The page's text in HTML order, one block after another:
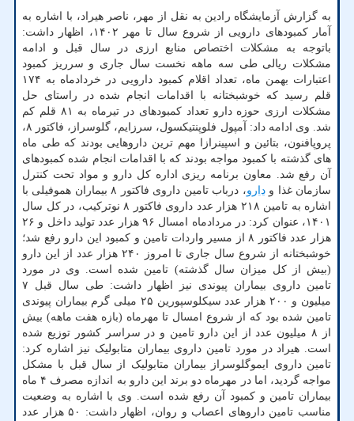
به گزارش آزمایشگاه رادین به نقل از مهر، ناصر هیراد، با اشاره به
آمار کمبودهای دارویی از شروع سال تا مهر ۱۴۰۲، اظهار داشت:
باتوجه به مشکلات اختصاص منابع ارزی در سال قبل و ادامه
مشکلات ریالی طی سه ماهه نخست سال جاری و سرریز کمبود
اعتبارات بهمن ماه، تعداد اقلام کمبود دارویی در خردادماه به ۱۷۴
قلم رسید که خوشبختانه با اقدامات انجام شده در راستای حل
مشکلات ارزی حوزه دارو تعداد کمبودهای در تیرماه به ۸۱ قلم کم
شد. وی ادامه داد: آمپول فلوپنتیکسول، سرزایم، گلوسراز، فاکتور ۸،
پروپافنون، بتائین و اسپینرازا مهم ترین داروهایی بودند که طی ماه
های گذشته با کمبود مواجه بودند که با اقدامات انجام شده کمبودهای
آن رفع شد. معاون برنامه ریزی اداره کل دارو و مواد تحت کنترل
سازمان غذا ودارو
، درباب تامین داروی فاکتور ۸ بیماران هموفیلی با
اشاره به تامین ۲۱۸ هزار عدد داروی فاکتور ۸ نوترکیب، در کل سال
۱۴۰۱، عنوان کرد: در مردادماه امسال ۹۶ هزار عدد تولید داخل و ۲۶
هزار عدد فاکتور ۸ از مسیر واردات تامین و کمبود این دارو رفع شد؛
خوشبختانه از شروع سال جاری تا امروز ۲۴۰ هزار عدد از این دارو
(بیش از کل میزان سال گذشته) تامین شده است. وی در مورد
تامین داروی بیماران پیوندی نیز اظهار داشت: طی سال قبل ۷
میلیون و ۲۰۰ هزار عدد سیکلوسپورین ۲۵ میلی گرم بیماران پیوندی
تامین شده بود که از شروع امسال تا مهرماه (بازه هفت ماهه) بیش
از ۸ میلیون عدد از این دارو تامین و در سراسر کشور توزیع شده
است. هیراد در مورد تامین داروی بیماران متابولیک نیز اشاره کرد:
تامین داروی ایموگلوسراز بیماران متابولیک از سال قبل با مشکل
مواجه گردید، اما در مهرماه دو برند این دارو به اندازه مصرف ۴ ماه
بیماران تامین و کمبود آن رفع شده است. وی با اشاره به وضعیت
مناسب تامین داروهای اعصاب و روان، اظهار داشت: ۵۰ هزار عدد